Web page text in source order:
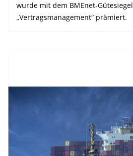
wurde mit dem BMEnet-Gütesiegel
„Vertragsmanagement“ prämiert.